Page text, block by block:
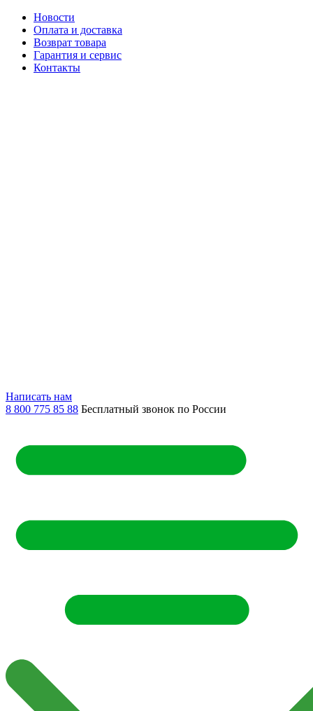
Новости
Оплата и доставка
Возврат товара
Гарантия и сервис
Контакты
Написать нам
8 800 775 85 88 Бесплатный звонок по России